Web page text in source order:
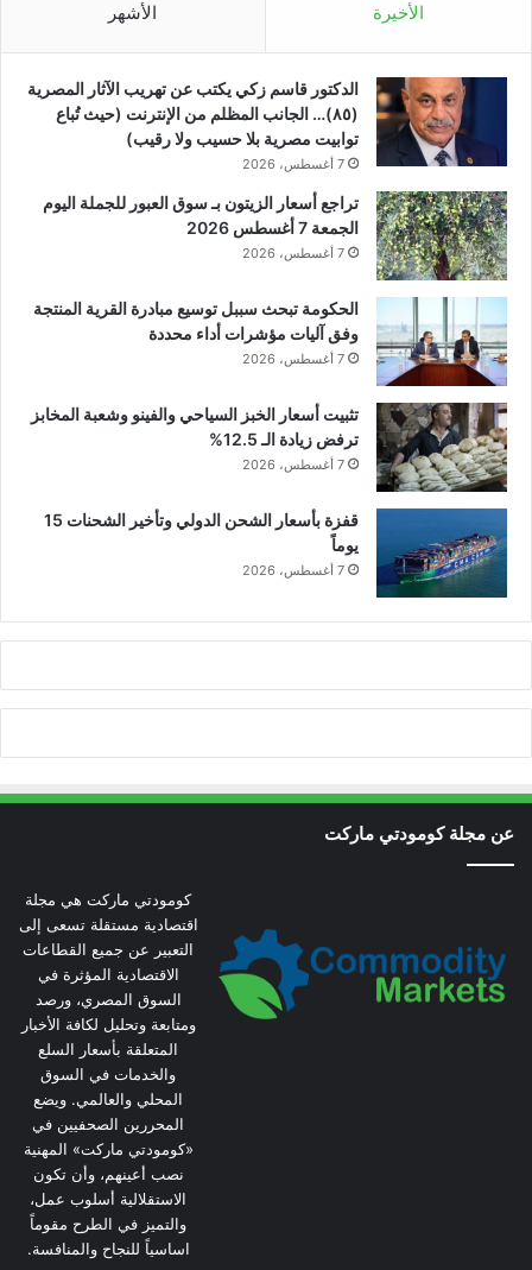
الأخيرة الأشهر
الدكتور قاسم زكي يكتب عن تهريب الآثار المصرية
(٨٥)… الجانب المظلم من الإنترنت (حيث تُباع
توابيت مصرية بلا حسيب ولا رقيب)
7 أغسطس، 2026
تراجع أسعار الزيتون بـ سوق العبور للجملة اليوم
الجمعة 7 أغسطس 2026
7 أغسطس، 2026
الحكومة تبحث سببل توسيع مبادرة القرية المنتجة
وفق آليات مؤشرات أداء محددة
7 أغسطس، 2026
تثبيت أسعار الخبز السياحي والفينو وشعبة المخابز
ترفض زيادة الـ 12.5%
7 أغسطس، 2026
قفزة بأسعار الشحن الدولي وتأخير الشحنات 15
يوماً
7 أغسطس، 2026
عن مجلة كومودتي ماركت
كومودتي ماركت هي مجلة
اقتصادية مستقلة تسعى إلى
التعبير عن جميع القطاعات
الاقتصادية المؤثرة في
السوق المصري، ورصد
ومتابعة وتحليل لكافة الأخبار
المتعلقة بأسعار السلع
والخدمات في السوق
المحلي والعالمي. ويضع
المحررين الصحفيين في
«كومودتي ماركت» المهنية
نصب أعينهم، وأن تكون
الاستقلالية أسلوب عمل،
والتميز في الطرح مقوماً
اساسياً للنجاح والمنافسة.